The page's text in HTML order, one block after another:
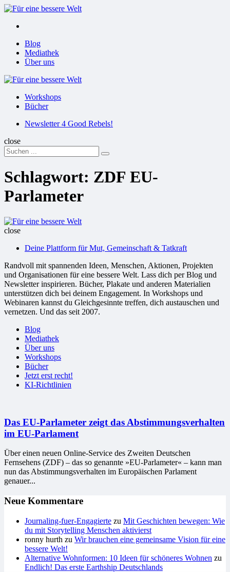
Menu
Menu
Blog
Mediathek
Über uns
Für
Workshops
Bücher
SuchenNewsletter 4 Good Rebels!
close
Search
for:
Suchen
Schlagwort: ZDF EU-
Parlameter
Für
Welt
close
Deine Plattform für Mut, Gemeinschaft & Tatkraft
Randvoll mit spannenden Ideen, Menschen, Aktionen, Projekten
und Organisationen für eine bessere Welt. Lass dich per Blog und
Newsletter inspirieren. Bücher, Plakate und anderen Materialien
unterstützen dich bei deinem Engagement. In Workshops und
Webinaren kannst du Gleichgesinnte treffen, dich austauschen und
vernetzen. Und das seit 2007.
Blog
Mediathek
Über uns
Workshops
Bücher
Jetzt erst recht!
KI-Richtlinien
Das EU-Parlameter zeigt das Abstimmungsverhalten
im EU-Parlament
Über einen neuen Online-Service des Zweiten Deutschen
Fernsehens (ZDF) – das so genannte »EU-Parlameter« – kann man
nun das Abstimmungsverhalten im Europäischen Parlament
genauer...
Neue Kommentare
Journaling-fuer-Engagierte zu Mit Geschichten bewegen: Wie
du mit Storytelling Menschen aktivierst
ronny hurth zu Wir brauchen eine gemeinsame Vision für eine
bessere Welt!
Alternative Wohnformen: 10 Ideen für schöneres Wohnen zu
Endlich! Das erste Earthship Deutschlands